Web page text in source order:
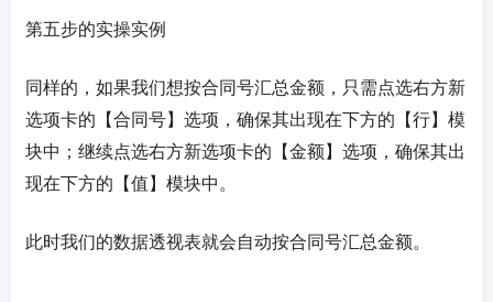
第五步的实操实例
同样的，如果我们想按合同号汇总金额，只需点选右方新
选项卡的【合同号】选项，确保其出现在下方的【行】模
块中；继续点选右方新选项卡的【金额】选项，确保其出
现在下方的【值】模块中。
此时我们的数据透视表就会自动按合同号汇总金额。